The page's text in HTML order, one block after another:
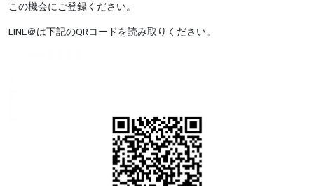
この機会にご登録ください。
LINE＠は下記のQRコードを読み取りください。